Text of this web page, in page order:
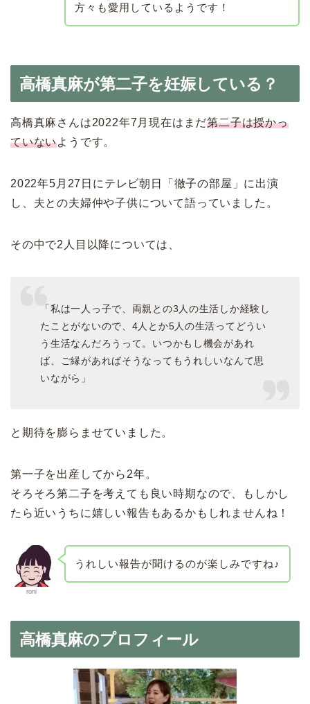
方々も愛用しているようです！
高橋真麻が第二子を妊娠している？
高橋真麻さんは2022年7月現在はまだ第二子は授かっ
ていないようです。
2022年5月27日にテレビ朝日「徹子の部屋」に出演
し、夫との夫婦仲や子供について語っていました。
その中で2人目以降については、
「私は一人っ子で、両親との3人の生活しか経験し
たことがないので、4人とか5人の生活ってどうい
う生活なんだろうって。いつかもし機会があれ
ば、ご縁があればそうなってもうれしいなんて思
いながら」
と期待を膨らませていました。
第一子を出産してから2年。
そろそろ第二子を考えても良い時期なので、もしかし
たら近いうちに嬉しい報告もあるかもしれませんね！
roni
うれしい報告が聞けるのが楽しみですね♪
高橋真麻のプロフィール